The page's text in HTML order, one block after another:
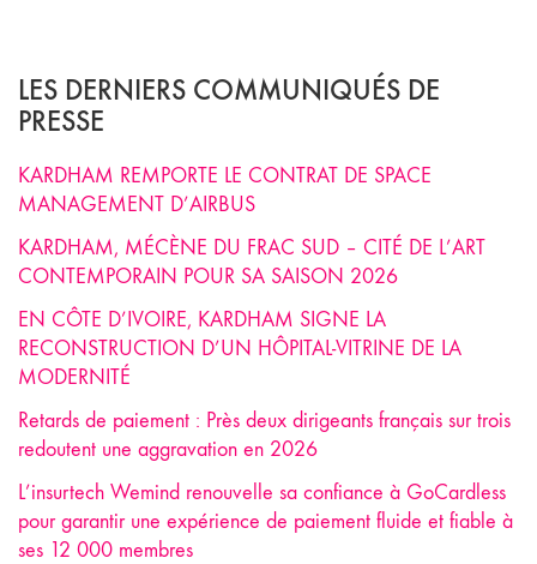
LES DERNIERS COMMUNIQUÉS DE
PRESSE
KARDHAM REMPORTE LE CONTRAT DE SPACE
MANAGEMENT D’AIRBUS
KARDHAM, MÉCÈNE DU FRAC SUD – CITÉ DE L’ART
CONTEMPORAIN POUR SA SAISON 2026
EN CÔTE D’IVOIRE, KARDHAM SIGNE LA
RECONSTRUCTION D’UN HÔPITAL-VITRINE DE LA
MODERNITÉ
Retards de paiement : Près deux dirigeants français sur trois
redoutent une aggravation en 2026
L’insurtech Wemind renouvelle sa confiance à GoCardless
pour garantir une expérience de paiement fluide et fiable à
ses 12 000 membres